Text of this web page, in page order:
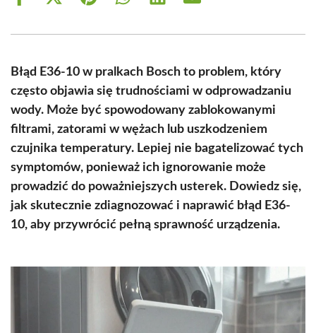
(Twitter)
Błąd E36-10 w pralkach Bosch to problem, który
często objawia się trudnościami w odprowadzaniu
wody. Może być spowodowany zablokowanymi
filtrami, zatorami w wężach lub uszkodzeniem
czujnika temperatury. Lepiej nie bagatelizować tych
symptomów, ponieważ ich ignorowanie może
prowadzić do poważniejszych usterek. Dowiedz się,
jak skutecznie zdiagnozować i naprawić błąd E36-
10, aby przywrócić pełną sprawność urządzenia.